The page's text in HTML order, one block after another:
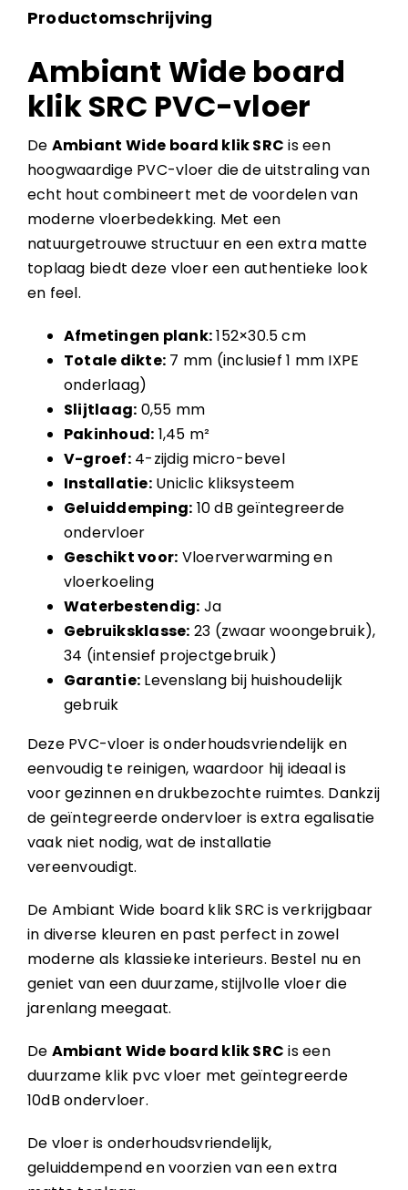
Productomschrijving
Ambiant Wide board
klik SRC PVC-vloer
De Ambiant Wide board klik SRC is een
hoogwaardige PVC-vloer die de uitstraling van
echt hout combineert met de voordelen van
moderne vloerbedekking. Met een
natuurgetrouwe structuur en een extra matte
toplaag biedt deze vloer een authentieke look
en feel.
Afmetingen plank:152×30.5 cm
Totale dikte: 7 mm (inclusief 1 mm IXPE
onderlaag)
Slijtlaag: 0,55 mm
Pakinhoud: 1,45 m²
V-groef:4-zijdig micro-bevel
Installatie:Uniclic kliksysteem
Geluiddemping: 10 dB geïntegreerde
ondervloer
Geschikt voor: Vloerverwarming en
vloerkoeling
Waterbestendig: Ja
Gebruiksklasse: 23 (zwaar woongebruik),
34 (intensief projectgebruik)
Garantie: Levenslang bij huishoudelijk
gebruik
Deze PVC-vloer is onderhoudsvriendelijk en
eenvoudig te reinigen, waardoor hij ideaal is
voor gezinnen en drukbezochte ruimtes. Dankzij
de geïntegreerde ondervloer is extra egalisatie
vaak niet nodig, wat de installatie
vereenvoudigt.
De Ambiant Wide board klik SRC is verkrijgbaar
in diverse kleuren en past perfect in zowel
moderne als klassieke interieurs. Bestel nu en
geniet van een duurzame, stijlvolle vloer die
jarenlang meegaat.
De Ambiant Wide board klik SRC is een
duurzame klik pvc vloer met geïntegreerde
10dB ondervloer.
De vloer is onderhoudsvriendelijk,
geluiddempend en voorzien van een extra